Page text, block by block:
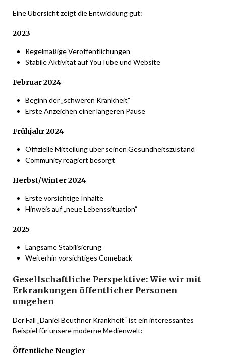
Eine Übersicht zeigt die Entwicklung gut:
2023
Regelmäßige Veröffentlichungen
Stabile Aktivität auf YouTube und Website
Februar 2024
Beginn der „schweren Krankheit“
Erste Anzeichen einer längeren Pause
Frühjahr 2024
Offizielle Mitteilung über seinen Gesundheitszustand
Community reagiert besorgt
Herbst/Winter 2024
Erste vorsichtige Inhalte
Hinweis auf „neue Lebenssituation“
2025
Langsame Stabilisierung
Weiterhin vorsichtiges Comeback
Gesellschaftliche Perspektive: Wie wir mit
Erkrankungen öffentlicher Personen
umgehen
Der Fall „Daniel Beuthner Krankheit“ ist ein interessantes
Beispiel für unsere moderne Medienwelt:
Öffentliche Neugier